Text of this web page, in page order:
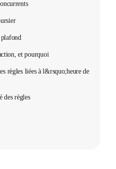
plafond
et pourquoi
règles liées à l&rsquo;heure de
des règles